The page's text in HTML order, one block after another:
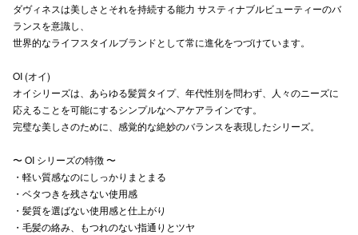
ダヴィネスは美しさとそれを持続する能力 サスティナブルビューティーのバ
ランスを意識し、
世界的なライフスタイルブランドとして常に進化をつづけています。
OI (オイ)
オイシリーズは、あらゆる髪質タイプ、年代性別を問わず、人々のニーズに
応えることを可能にするシンプルなヘアケアラインです。
完璧な美しさのために、感覚的な絶妙のバランスを表現したシリーズ。
〜 OI シリーズの特徴 〜
・軽い質感なのにしっかりまとまる
・ベタつきを残さない使用感
・髪質を選ばない使用感と仕上がり
・毛髪の絡み、もつれのない指通りとツヤ
ソーシャル